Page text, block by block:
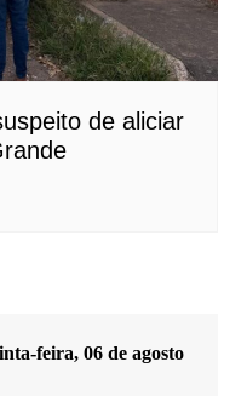
de aliciar
feira, 06 de agosto